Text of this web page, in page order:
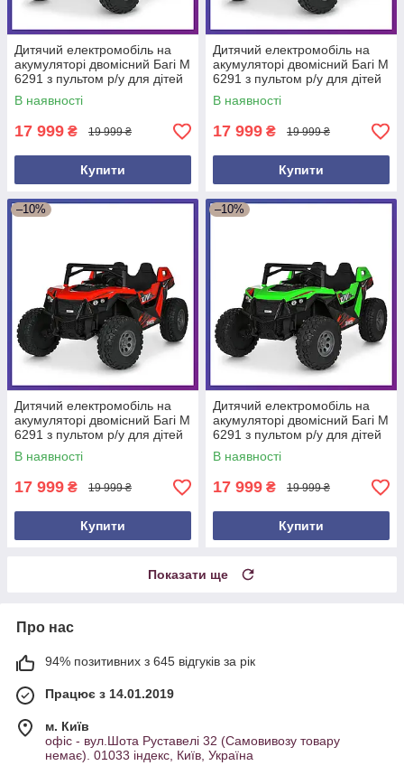
Дитячий електромобіль на
акумуляторі двомісний Багі M
6291 з пультом р/у для дітей
3-8 років Білий
В наявності
17 999 ₴ 19 999 ₴
Купити
Дитячий електромобіль на
акумуляторі двомісний Багі M
6291 з пультом р/у для дітей
3-8 років Чорний
В наявності
17 999 ₴ 19 999 ₴
Купити
–10%
Дитячий електромобіль на
акумуляторі двомісний Багі M
6291 з пультом р/у для дітей
3-8 років Червоний
В наявності
17 999 ₴ 19 999 ₴
Купити
–10%
Дитячий електромобіль на
акумуляторі двомісний Багі M
6291 з пультом р/у для дітей
3-8 років Зелений
В наявності
17 999 ₴ 19 999 ₴
Купити
Показати ще
Про нас
94% позитивних з 645 відгуків за рік
Працює з 14.01.2019
м. Київ
офіс - вул.Шота Руставелі 32 (Самовивозу товару
немає). 01033 індекс, Київ, Україна